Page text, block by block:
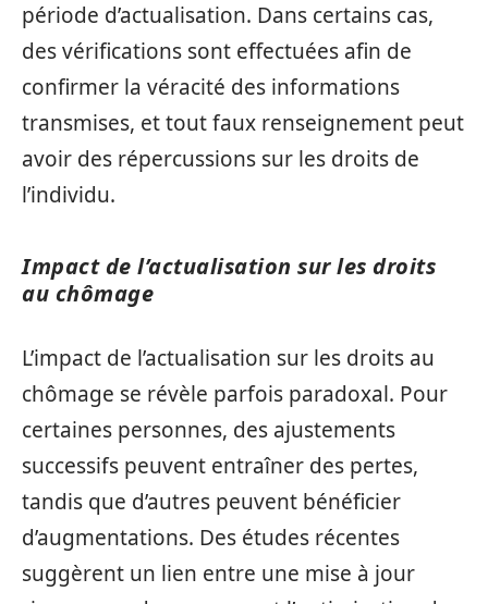
période d’actualisation. Dans certains cas,
des vérifications sont effectuées afin de
confirmer la véracité des informations
transmises, et tout faux renseignement peut
avoir des répercussions sur les droits de
l’individu.
Impact de l’actualisation sur les droits
au chômage
L’impact de l’actualisation sur les droits au
chômage se révèle parfois paradoxal. Pour
certaines personnes, des ajustements
successifs peuvent entraîner des pertes,
tandis que d’autres peuvent bénéficier
d’augmentations. Des études récentes
suggèrent un lien entre une mise à jour